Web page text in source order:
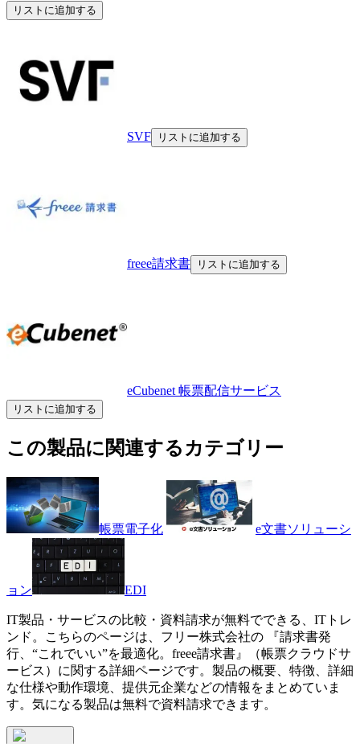
リストに追加する
SVF リストに追加する
freee請求書 リストに追加する
eCubenet 帳票配信サービス
リストに追加する
この製品に関連するカテゴリー
帳票電子化 e文書ソリューシ
ョン EDI
IT製品・サービスの比較・資料請求が無料でできる、ITトレ
ンド。こちらのページは、 フリー株式会社の 『請求書発
行、“これでいい”を最適化。 freee請求書 』（帳票クラウドサ
ービス ）に関する詳細ページです。製品の概要、特徴、詳細
な仕様や動作環境、提供元企業などの情報をまとめていま
す。気になる製品は無料で資料請求できます。